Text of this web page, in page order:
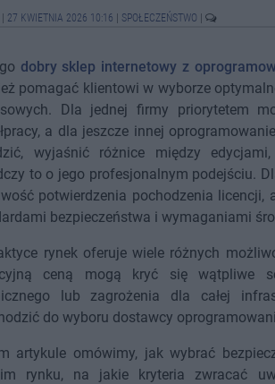
27 KWIETNIA 2026 10:16 SPOŁECZEŃSTWO
dobry sklep internetowy z
pomagać klientowi w wyborze
Dla jednej firmy priorytetem
a dla jeszcze innej
wyjaśnić różnice między
to o jego profesjonalnym podejściu.
potwierdzenia pochodzenia
bezpieczeństwa i wymaganiami
rynek oferuje wiele różnych
ceną mogą kryć się wątpliwe
lub zagrożenia dla całej
do wyboru dostawcy
artykule omówimy, jak wybrać
rynku, na jakie kryteria zwracać